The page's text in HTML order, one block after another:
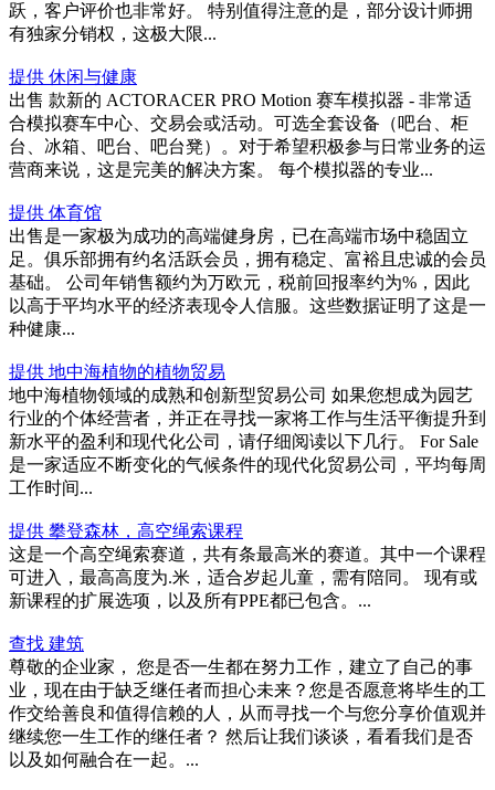
跃，客户评价也非常好。 特别值得注意的是，部分设计师拥
有独家分销权，这极大限...
提供 休闲与健康
出售 款新的 ACTORACER PRO Motion 赛车模拟器 - 非常适
合模拟赛车中心、交易会或活动。可选全套设备（吧台、柜
台、冰箱、吧台、吧台凳）。对于希望积极参与日常业务的运
营商来说，这是完美的解决方案。 每个模拟器的专业...
提供 体育馆
出售是一家极为成功的高端健身房，已在高端市场中稳固立
足。俱乐部拥有约名活跃会员，拥有稳定、富裕且忠诚的会员
基础。 公司年销售额约为万欧元，税前回报率约为%，因此
以高于平均水平的经济表现令人信服。这些数据证明了这是一
种健康...
提供 地中海植物的植物贸易
地中海植物领域的成熟和创新型贸易公司 如果您想成为园艺
行业的个体经营者，并正在寻找一家将工作与生活平衡提升到
新水平的盈利和现代化公司，请仔细阅读以下几行。 For Sale
是一家适应不断变化的气候条件的现代化贸易公司，平均每周
工作时间...
提供 攀登森林，高空绳索课程
这是一个高空绳索赛道，共有条最高米的赛道。其中一个课程
可进入，最高高度为.米，适合岁起儿童，需有陪同。 现有或
新课程的扩展选项，以及所有PPE都已包含。...
查找 建筑
尊敬的企业家， 您是否一生都在努力工作，建立了自己的事
业，现在由于缺乏继任者而担心未来？您是否愿意将毕生的工
作交给善良和值得信赖的人，从而寻找一个与您分享价值观并
继续您一生工作的继任者？ 然后让我们谈谈，看看我们是否
以及如何融合在一起。...